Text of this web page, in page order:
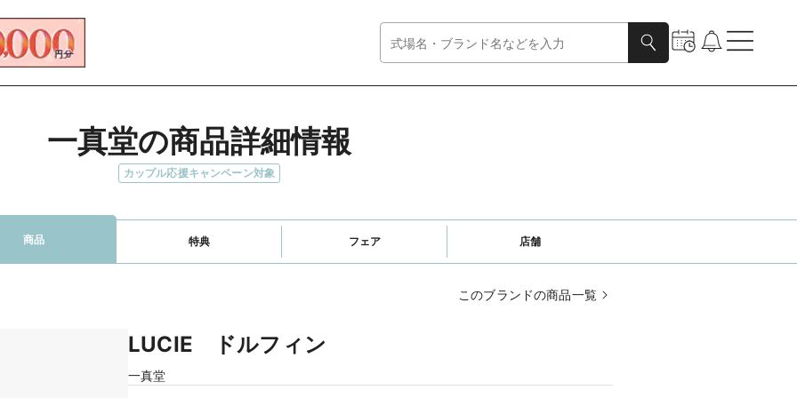
一真堂の商品詳細情報
カップル応援キャンペーン対象
商品 特典 フェア 店舗
このブランドの商品一覧
LUCIE ドルフィン
一真堂